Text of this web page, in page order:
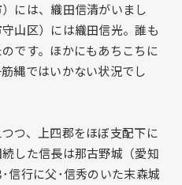
には、織田信清がいまし
山区）には織田信光。誰も
です。ほかにもあちこちに
縄ではいかない状況でし
つ、上四郡をほぼ支配下に
した信長は那古野城（愛知
信行に父･信秀のいた末森城